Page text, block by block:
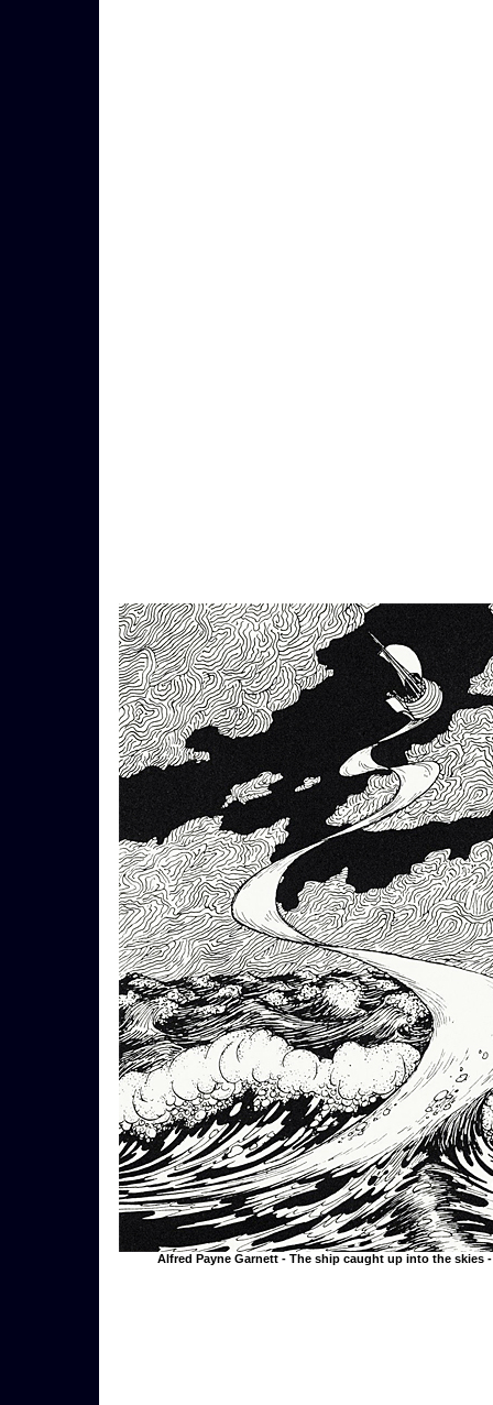
Alfred Payne Garnett - The ship caught up into the skies -